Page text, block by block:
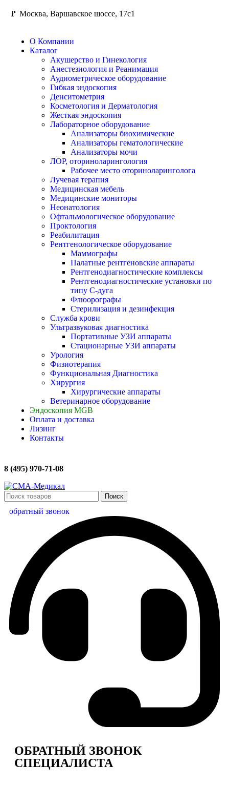
🚩 Москва, Варшавское шоссе, 17с1
О Компании
Каталог
Акушерство и Гинекология
Анестезиология и Реанимация
Аудиометрическое оборудование
Гибкая эндоскопия
Денситометрия
Косметология и Дерматология
Жесткая эндоскопия
Лабораторное оборудование
Анализаторы биохимические
Анализаторы гематологические
Анализаторы мочи
ЛОР, оториноларингология
Рабочее место оториноларинголога
Лучевая терапия
Медицинская мебель
Медицинские мониторы
Неонатология
Офтальмологическое оборудование
Проктология
Реабилитация
Рентгенологическое оборудование
Маммографы
Палатные рентгеновские аппараты
Рентгенодиагностические комплексы
Рентгенодиагностические установки по
типу С-дуга
Флюорографы
Стерилизация и дезинфекция
Служба крови
Ультразвуковая диагностика
Портативные УЗИ аппараты
Стационарные УЗИ аппараты
Урология
Физиотерапия
Функциональная Диагностика
Хирургия
Хирургические аппараты
Ветеринарное оборудование
Эндоскопия MGB
Оплата и доставка
Лизинг
Контакты
8 (495) 970-71-08
Поиск
обратный звонок
ОБРАТНЫЙ ЗВОНОК
СПЕЦИАЛИСТА